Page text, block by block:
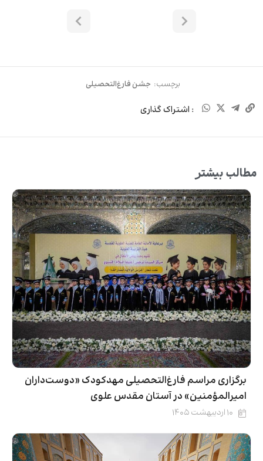
برچسب: جشن فارغ‌التحصیلی
: اشتراک گذاری
مطالب بیشتر
برگزاری مراسم فارغ‌التحصیلی مهدکودک «دوست‌داران
امیرالمؤمنین» در آستان مقدس علوی
۱۰ اردیبهشت ۱۴۰۵